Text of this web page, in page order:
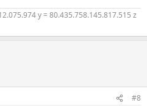
y = 80.435.758.145.817.515 z
#8